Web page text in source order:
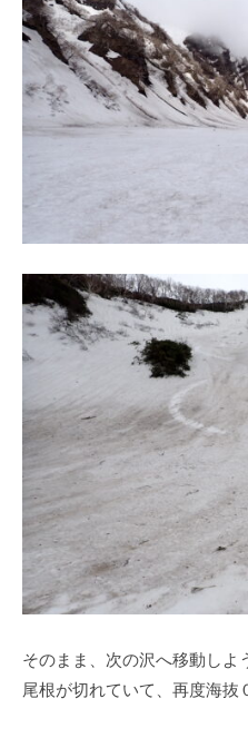
そのまま、次の沢へ移動しよ
尾根が切れていて、再度海抜